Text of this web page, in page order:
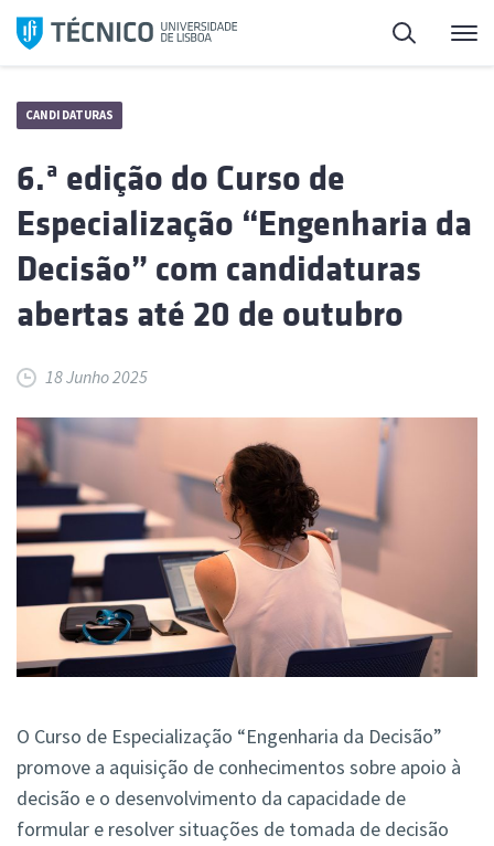
Saltar
para
Pesquisa
CANDIDATURAS
6.ª edição do Curso de
Especialização “Engenharia da
Decisão” com candidaturas
abertas até 20 de outubro
18 Junho 2025
O Curso de Especialização “Engenharia da Decisão”
promove a aquisição de conhecimentos sobre apoio à
decisão e o desenvolvimento da capacidade de
formular e resolver situações de tomada de decisão